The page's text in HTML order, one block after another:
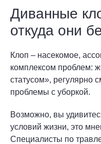
Диванные
откуда они
Клоп – насекомое,
комплексом проблем:
статусом», регулярно
проблемы с уборкой.
Возможно, вы
условий жизни, это
Специалисты по